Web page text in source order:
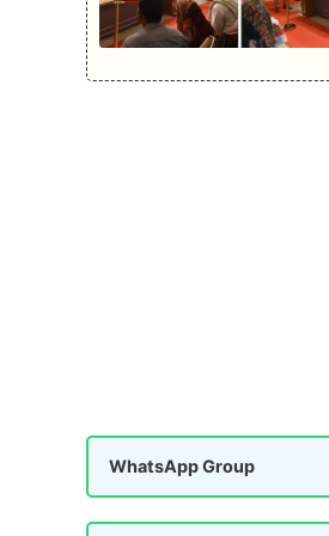
WhatsApp Group